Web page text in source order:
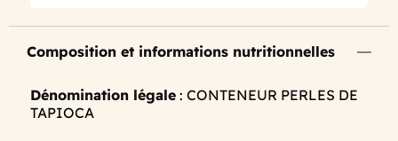
Composition et informations nutritionnelles
Dénomination légale : CONTENEUR PERLES DE
TAPIOCA